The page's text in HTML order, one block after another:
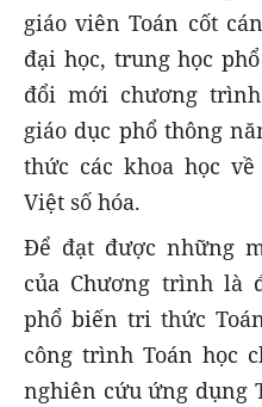
giáo viên Toán cốt
đại học, trung học
đổi mới chương
giáo dục phổ thông
thức các khoa học
Việt số hóa.
Để đạt được những
của Chương trình là
phổ biến tri thức
công trình Toán học
nghiên cứu ứng dụng